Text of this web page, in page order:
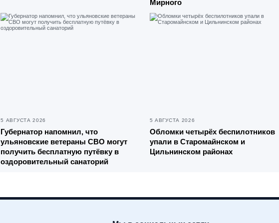
Мирного
5 АВГУСТА 2026
Губернатор напомнил, что
ульяновские ветераны СВО могут
получить бесплатную путёвку в
оздоровительный санаторий
5 АВГУСТА 2026
Обломки четырёх беспилотников
упали в Старомайнском и
Цильнинском районах